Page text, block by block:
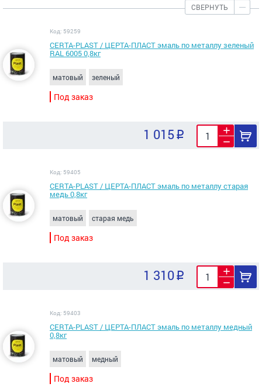
СВЕРНУТЬ
Код: 59259
CERTA-PLAST / ЦЕРТА-ПЛАСТ эмаль по металлу зеленый
RAL 6005 0,8кг
матовый зеленый
Под заказ
1 015
Код: 59405
CERTA-PLAST / ЦЕРТА-ПЛАСТ эмаль по металлу старая
медь 0,8кг
матовый старая медь
Под заказ
1 310
Код: 59403
CERTA-PLAST / ЦЕРТА-ПЛАСТ эмаль по металлу медный
0,8кг
матовый медный
Под заказ